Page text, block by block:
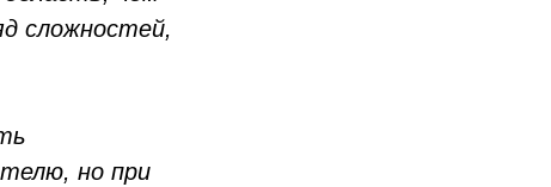
сложностей,
но при